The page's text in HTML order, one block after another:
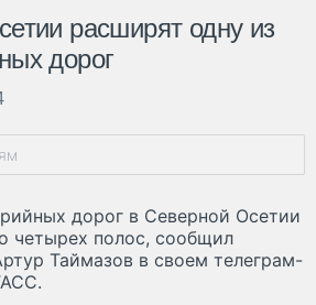
расширят одну из
дорог
дорог в Северной Осетии
четырех полос, сообщил
Таймазов в своем телеграм-